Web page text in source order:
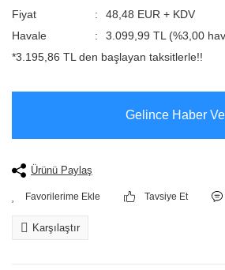
Fiyat
48,48 EUR + KDV
Havale
3.099,99 TL (%3,00
*3.195,86 TL den başlayan taksitlerle!!
Gelince Haber
Ürünü Paylaş
Tavsiye Et
Karşılaştır